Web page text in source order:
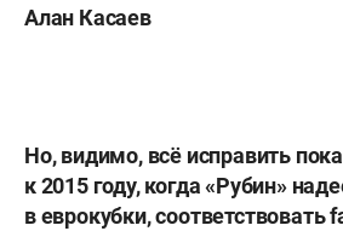
Алан Касаев
Но, видимо, всё исправить
к 2015 году, когда «Рубин»
в еврокубки, соответствовать